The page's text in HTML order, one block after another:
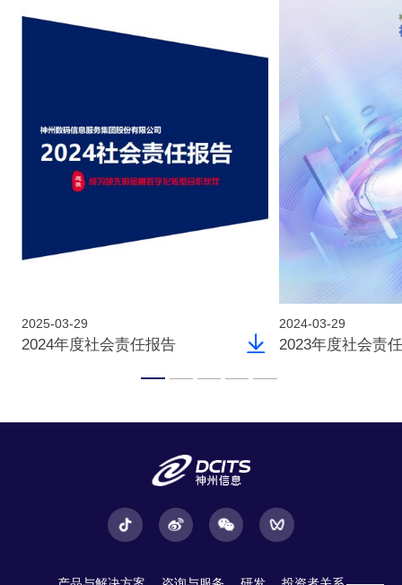
2025-03-29
2024年度社会责任报告
2024-03-29
2023年度社会责